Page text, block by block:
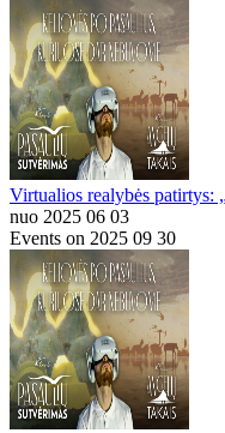
Virtualios realybės patirtys:
nuo 2025 06 03
Events on 2025 09 30